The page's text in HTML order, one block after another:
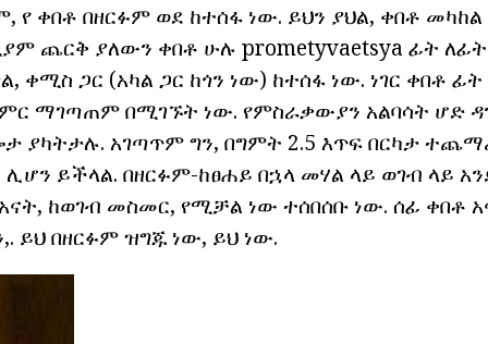
ቀበቶ በዘርፉም ወደ ከተሰፋ ነው. ይህን ያህል, ቀበቶ
ጨርቅ ያለውን ቀበቶ ሁሉ prometyvaetsya ፊት
ቀሚስ ጋር (አካል ጋር ከጎን ነው) ከተሰፋ ነው. ነገር ቀበቶ
ማገጣጠም በሚገኙት ነው. የምስራቃውያን አልባሳት ሆድ
ያካትታሉ. አገጣጥም ግን, በግምት 2.5 እጥፍ በርካታ
ይችላል. በዘርፉም-ከፀሐይ በኋላ መሃል ላይ ወገብ ላይ
ከወገብ መስመር, የሚቻል ነው ተሰበሰቡ ነው. ሰፊ ቀበቶ
ይህ በዘርፉም ዝግጁ ነው, ይህ ነው.